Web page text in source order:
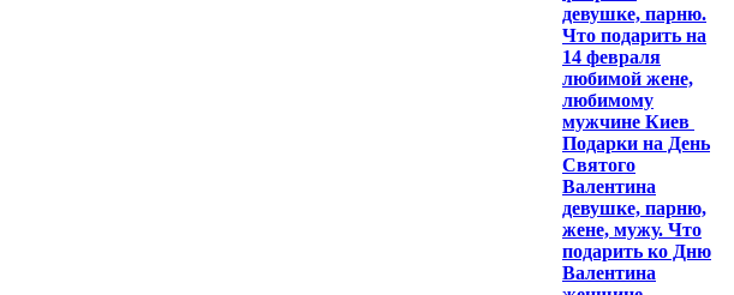
девушке, парню.
Что подарить на
14 февраля
любимой жене,
любимому
мужчине Киев
Подарки на День
Святого
Валентина
девушке, парню,
жене, мужу. Что
подарить ко Дню
Валентина